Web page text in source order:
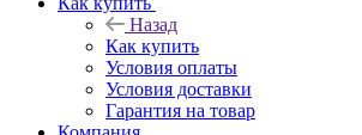
Назад
Как купить
Условия оплаты
Условия доставки
Гарантия на товар